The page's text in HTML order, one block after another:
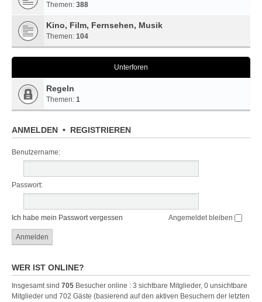
Themen: 388
Kino, Film, Fernsehen, Musik
Themen: 104
Unterforen
Regeln
Themen: 1
ANMELDEN • REGISTRIEREN
Benutzername:
Passwort:
Ich habe mein Passwort vergessen Angemeldet bleiben
WER IST ONLINE?
Insgesamt sind 705 Besucher online : 3 sichtbare Mitglieder, 0 unsichtbare
Mitglieder und 702 Gäste (basierend auf den aktiven Besuchern der letzten